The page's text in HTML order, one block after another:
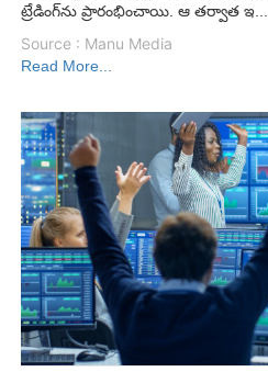
ట్రేడింగ్‌ను ప్రారంభించాయి. ఆ తర్వాత ఇ...
Source : Manu Media
Read More...